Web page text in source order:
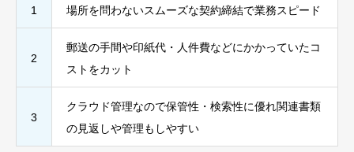
1 場所を問わないスムーズな契約締結で業務スピード
2
郵送の手間や印紙代・人件費などにかかっていたコ
ストをカット
3
クラウド管理なので保管性・検索性に優れ関連書類
の見返しや管理もしやすい